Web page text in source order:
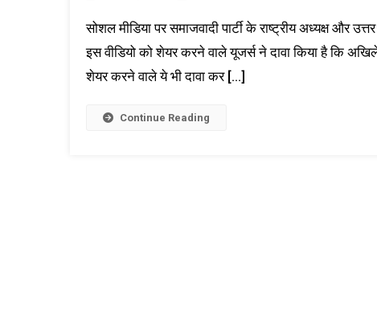
सोशल मीडिया पर समाजवादी पार्टी के राष्ट्रीय अध्यक्ष और
इस वीडियो को शेयर करने वाले यूजर्स ने दावा किया है कि
शेयर करने वाले ये भी दावा कर […]
Continue Reading